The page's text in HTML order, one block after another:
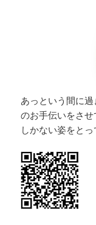
あっという間に
のお手伝いをさ
しかない姿をとっ